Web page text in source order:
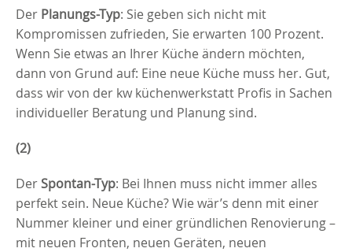
Der Planungs-Typ: Sie geben sich nicht mit
Kompromissen zufrieden, Sie erwarten 100 Prozent.
Wenn Sie etwas an Ihrer Küche ändern möchten,
dann von Grund auf: Eine neue Küche muss her. Gut,
dass wir von der kw küchenwerkstatt Profis in Sachen
individueller Beratung und Planung sind.
(2)
DerSpontan-Typ: Bei Ihnen muss nicht immer alles
perfekt sein. Neue Küche? Wie wär’s denn mit einer
Nummer kleiner und einer gründlichen Renovierung –
mit neuen Fronten, neuen Geräten, neuen